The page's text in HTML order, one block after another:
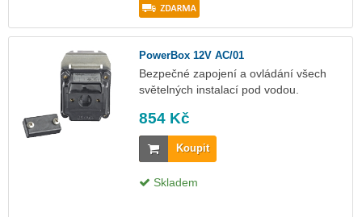
PowerBox 12V AC/01
Bezpečné zapojení a ovládání všech
světelných instalací pod vodou.
854 Kč
Koupit
Skladem